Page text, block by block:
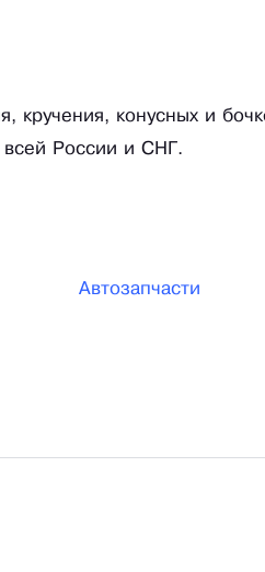
кручения, конусных и
России и СНГ.
Автозапчасти